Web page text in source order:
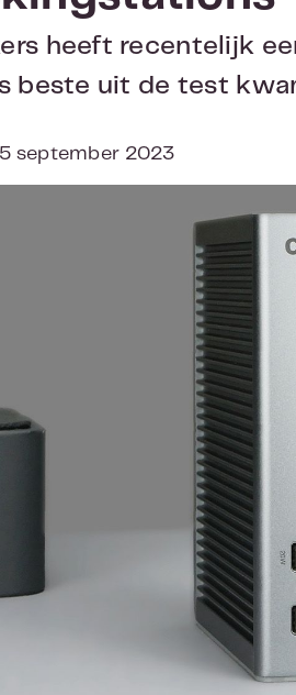
heeft recentelijk
beste uit de test
september 2023